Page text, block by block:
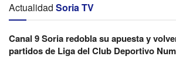
Actualidad Soria TV
Canal 9 Soria redobla su apuesta y
partidos de Liga del Club Deportivo